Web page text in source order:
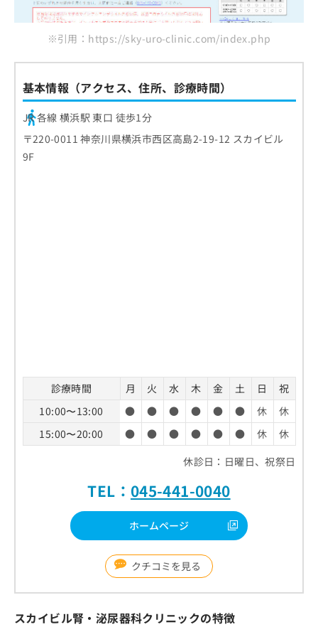
※引用：https://sky-uro-clinic.com/index.php
基本情報（アクセス、住所、診療時間）
JR 各線 横浜駅 東口 徒歩1分
〒220-0011 神奈川県横浜市西区高島2-19-12 スカイビル
9F
診療時間 月 火 水 木 金 土 日
祝
10:00〜13:00
● ● ● ● ● ● 休
休
15:00〜20:00
● ● ● ● ● ● 休
休
休診日：日曜日、祝祭日
TEL： 045-441-0040
ホームページ
クチコミを見る
スカイビル腎・泌尿器科クリニックの特徴